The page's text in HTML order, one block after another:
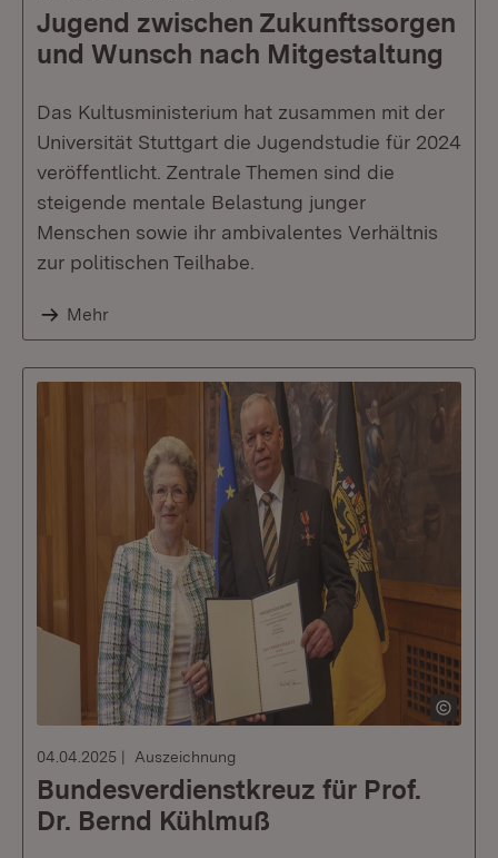
Jugend zwischen Zukunftssorgen
und Wunsch nach Mitgestaltung
Das Kultusministerium hat zusammen mit der
Universität Stuttgart die Jugendstudie für 2024
veröffentlicht. Zentrale Themen sind die
steigende mentale Belastung junger
Menschen sowie ihr ambivalentes Verhältnis
zur politischen Teilhabe.
Mehr
04.04.2025 Auszeichnung
Bundesverdienstkreuz für Prof.
Dr. Bernd Kühlmuß